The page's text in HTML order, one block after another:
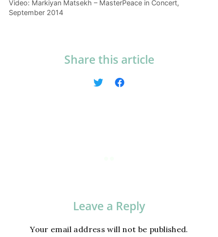
Video: Markiyan Matsekh – MasterPeace in Concert,
September 2014
Share this article
Leave a Reply
Your email address will not be published.